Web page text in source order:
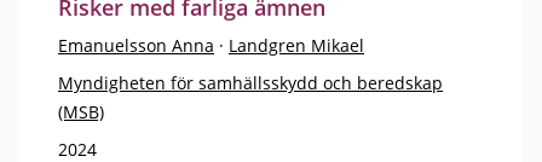
Risker med farliga ämnen
Emanuelsson Anna · Landgren Mikael
Myndigheten för samhällsskydd och beredskap
(MSB)
2024